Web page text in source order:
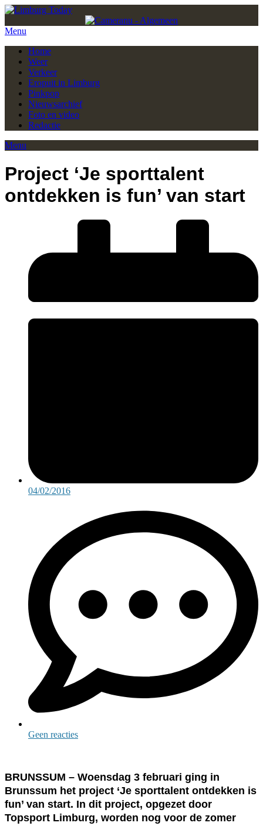
Menu
Home
Weer
Verkeer
Eropuit in Limburg
Pinkpop
Nieuwsarchief
Foto en video
Redactie
Menu
Project ‘Je sporttalent
ontdekken is fun’ van start
04/02/2016
Geen reacties
BRUNSSUM – Woensdag 3 februari ging in
Brunssum het project ‘Je sporttalent ontdekken is
fun’ van start. In dit project, opgezet door
Topsport Limburg, worden nog voor de zomer